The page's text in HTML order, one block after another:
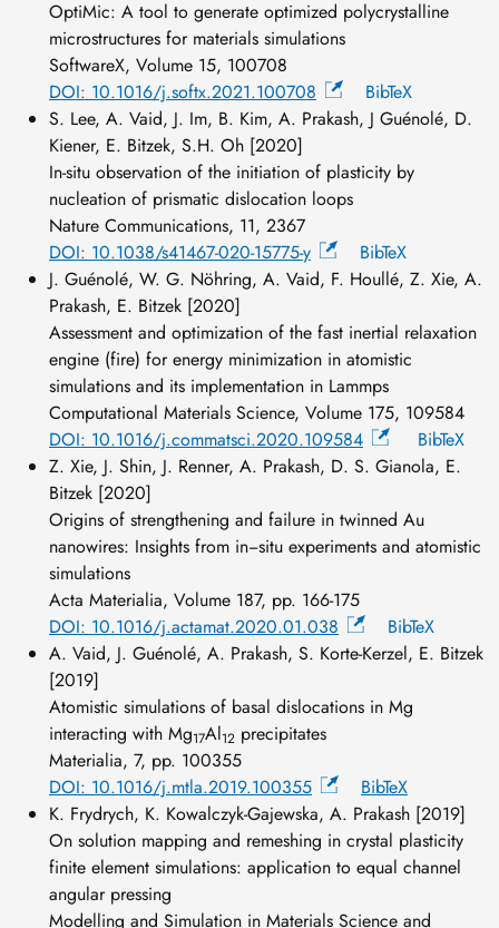
OptiMic: A tool to generate optimized polycrystalline
microstructures for materials simulations
SoftwareX, Volume 15, 100708
DOI: 10.1016/j.softx.2021.100708
BibTeX
S. Lee, A. Vaid, J. Im, B. Kim, A. Prakash, J Guénolé, D.
Kiener, E. Bitzek, S.H. Oh [2020]
In-situ observation of the initiation of plasticity by
nucleation of prismatic dislocation loops
Nature Communications, 11, 2367
DOI: 10.1038/s41467-020-15775-y
BibTeX
J. Guénolé, W. G. Nöhring, A. Vaid, F. Houllé, Z. Xie, A.
Prakash, E. Bitzek [2020]
Assessment and optimization of the fast inertial relaxation
engine (fire) for energy minimization in atomistic
simulations and its implementation in Lammps
Computational Materials Science, Volume 175, 109584
DOI: 10.1016/j.commatsci.2020.109584
BibTeX
Z. Xie, J. Shin, J. Renner, A. Prakash, D. S. Gianola, E.
Bitzek [2020]
Origins of strengthening and failure in twinned Au
nanowires: Insights from in−situ experiments and atomistic
simulations
Acta Materialia, Volume 187, pp. 166-175
DOI: 10.1016/j.actamat.2020.01.038
BibTeX
A. Vaid, J. Guénolé, A. Prakash, S. Korte-Kerzel, E. Bitzek
[2019]
Atomistic simulations of basal dislocations in Mg
interacting with Mg17Al12 precipitates
Materialia, 7, pp. 100355
DOI: 10.1016/j.mtla.2019.100355
BibTeX
K. Frydrych, K. Kowalczyk-Gajewska, A. Prakash [2019]
On solution mapping and remeshing in crystal plasticity
finite element simulations: application to equal channel
angular pressing
Modelling and Simulation in Materials Science and